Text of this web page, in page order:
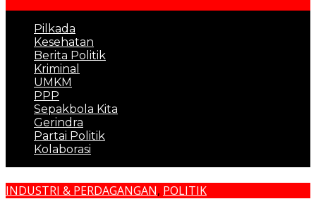
Pilkada
Kesehatan
Berita Politik
Kriminal
UMKM
PPP
Sepakbola Kita
Gerindra
Partai Politik
Kolaborasi
INDUSTRI & PERDAGANGAN, POLITIK